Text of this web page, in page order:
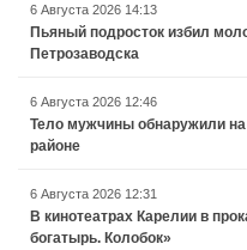
6 Августа 2026 14:13
Пьяный подросток избил
Петрозаводска
6 Августа 2026 12:46
Тело мужчины обнаружили
районе
6 Августа 2026 12:31
В кинотеатрах Карелии в
богатырь. Колобок»